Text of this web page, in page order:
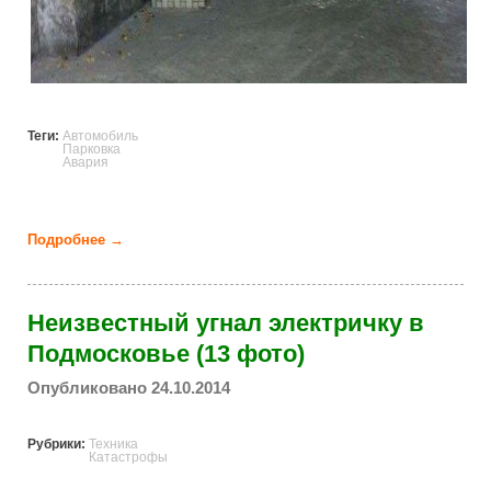
Теги: Автомобиль
Парковка
Авария
Подробнее →
Неизвестный угнал электричку в
Подмосковье (13 фото)
Опубликовано 24.10.2014
Рубрики: Техника
Катастрофы